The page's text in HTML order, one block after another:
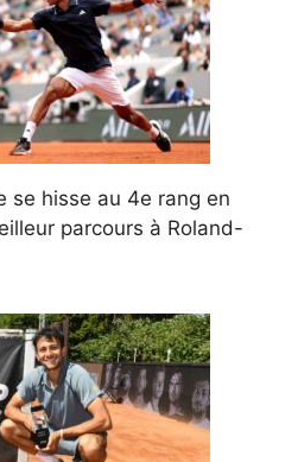
se hisse au 4e rang en
parcours à Roland-